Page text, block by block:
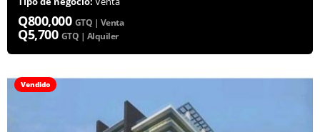
Q800,000 GTQ | Venta
Q5,700 GTQ | Alquiler
Vendido